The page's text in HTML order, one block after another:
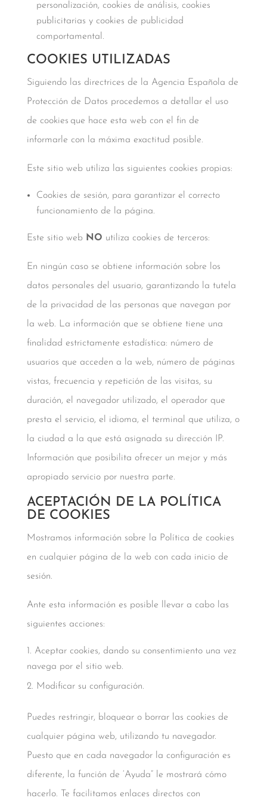
personalización, cookies de análisis, cookies
publicitarias y cookies de publicidad
comportamental.
COOKIES UTILIZADAS
Siguiendo las directrices de la Agencia Española de
Protección de Datos procedemos a detallar el uso
de cookies que hace esta web con el fin de
informarle con la máxima exactitud posible.
Este sitio web utiliza las siguientes cookies propias:
Cookies de sesión, para garantizar el correcto
funcionamiento de la página.
Este sitio web NO utiliza cookies de terceros:
En ningún caso se obtiene información sobre los
datos personales del usuario, garantizando la tutela
de la privacidad de las personas que navegan por
la web. La información que se obtiene tiene una
finalidad estrictamente estadística: número de
usuarios que acceden a la web, número de páginas
vistas, frecuencia y repetición de las visitas, su
duración, el navegador utilizado, el operador que
presta el servicio, el idioma, el terminal que utiliza, o
la ciudad a la que está asignada su dirección IP.
Información que posibilita ofrecer un mejor y más
apropiado servicio por nuestra parte.
ACEPTACIÓN DE LA POLÍTICA
DE COOKIES
Mostramos información sobre la Política de cookies
en cualquier página de la web con cada inicio de
sesión.
Ante esta información es posible llevar a cabo las
siguientes acciones:
Aceptar cookies, dando su consentimiento una vez
navega por el sitio web.
Modificar su configuración.
Puedes restringir, bloquear o borrar las cookies de
cualquier página web, utilizando tu navegador.
Puesto que en cada navegador la configuración es
diferente, la función de ‘Ayuda” le mostrará cómo
hacerlo. Te facilitamos enlaces directos con